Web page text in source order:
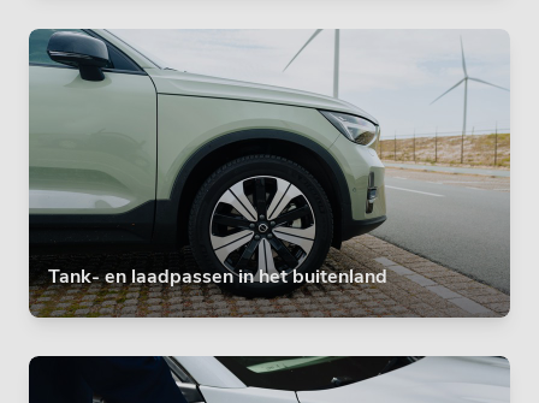
Tank- en laadpassen in het buitenland